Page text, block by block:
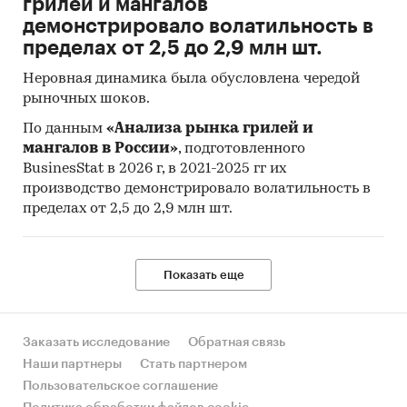
грилей и мангалов
демонстрировало волатильность в
пределах от 2,5 до 2,9 млн шт.
Неровная динамика была обусловлена чередой
рыночных шоков.
По данным «Анализа рынка грилей и
мангалов в России», подготовленного
BusinesStat в 2026 г, в 2021-2025 гг их
производство демонстрировало волатильность в
пределах от 2,5 до 2,9 млн шт.
Показать еще
Заказать исследование
Обратная связь
Наши партнеры
Стать партнером
Пользовательское соглашение